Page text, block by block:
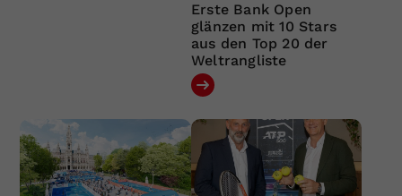
Erste Bank Open
glänzen mit 10 Stars
aus den Top 20 der
Weltrangliste